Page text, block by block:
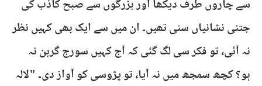
سے چاروں طرف دیکھا اور بزرگوں سے صبح کاذب کی
جتنی نشانیاں سنی تھیں۔ ان میں سے ایک بھی کہیں نظر
نہ آئی، تو فکر سی لگ گئی کہ آج کہیں سورج گرہن نہ
ہو؟ کچھ سمجھ میں نہ آیا، تو پڑوسی کو آواز دی۔ "لالہ